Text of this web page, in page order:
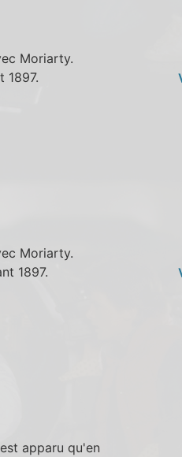
Moriarty.
1897.
Moriarty.
1897.
apparu qu'en